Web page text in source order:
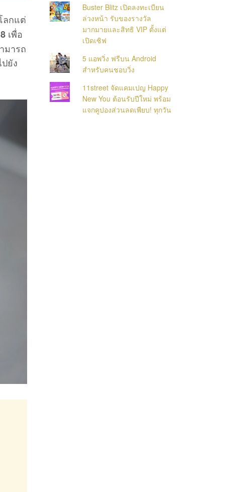
ลกแต่
เพื่อ
มารถ
ยัง
Buster Blitz เปิดลงทะเบียน
ล่วงหน้า รับของรางวัล
มากมายและสิทธิ VIP ตั้งแต่
เปิดเซิฟ
5 แอพวิ่ง ฟรีบน Android
สำหรับคนชอบวิ่ง
11street จัดแคมเปญ Happy
New You ต้อนรับปีใหม่ พร้อม
แจกคูปองส่วนลดเพียบ! ทุกวัน